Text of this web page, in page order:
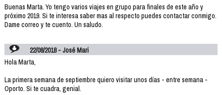
Buenas Marta. Yo tengo varios viajes en grupo para finales de este año y
próximo 2019. Si te interesa saber mas al respecto puedes contactar conmigo.
Dame correo y te cuento. Un saludo.
22/08/2018 - José Mari
Hola Marta,
La primera semana de septiembre quiero visitar unos días - entre semana -
Oporto. Si te cuadra, genial.